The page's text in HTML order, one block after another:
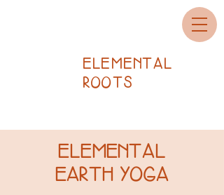
ELEMENTAL
ROOTS
ELEMENTAL
EARTH YOGA